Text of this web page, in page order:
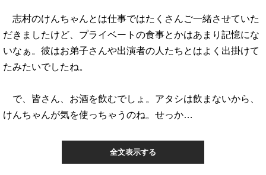
志村のけんちゃんとは仕事ではたくさんご一緒させていた
だきましたけど、プライベートの食事とかはあまり記憶にな
いなぁ。彼はお弟子さんや出演者の人たちとはよく出掛けて
たみたいでしたね。
で、皆さん、お酒を飲むでしょ。アタシは飲まないから、
けんちゃんが気を使っちゃうのね。せっか…
全文表示する